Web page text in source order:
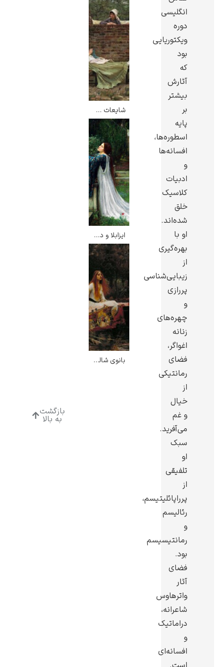
گوستاو کلیمت
ادوارد مونک
کامی پیسارو
رامبرانت
پل سزان
انگلیسی
دوره
ویکتوریایی
بود
که
آثارش
بیشتر
بر
پایه
اسطوره‌ها،
افسانه‌ها
و
ادبیات
کلاسیک
خلق
شده‌اند.
او با
بهره‌گیری
از
زیبایی‌شناسی
پررازی
و
چهره‌های
زنانه
اغواگر،
فضای
رمانتیکی
از
خیال
و غم
می‌آفرید.
سبک
او
تلفیقی
از
پرراپائلیتیسم،
رئالیسم
و
رمانتیسیسم
بود.
فضای
آثار
واترهاوس
شاعرانه،
دراماتیک
و
افسانه‌ای
شایعات – جان ویلیام واترهاوس
ایزابلا و دیگ ریحان – جان ویلیام واترهاوس
بانوی شالوت – جان ویلیام واترهاوس
بازگشت
به بالا